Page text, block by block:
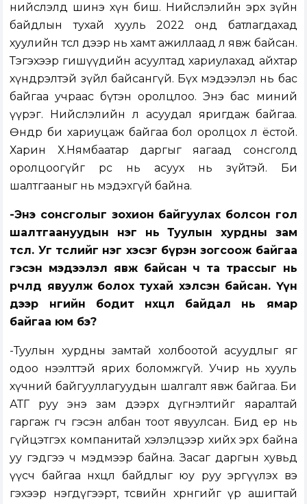
нийслэлд шинэ хүн биш. Нийслэлийн эрх зүйн
байдлын тухай хууль 2022 онд батлагдахад
хуулийн төсөл дээр нь хамт ажиллаад л явж байсан.
Тэгэхээр гишүүдийн асуултад хариулахад айхтар
хүндрэлтэй зүйл байсангүй. Бүх мэдээлэл нь бас
байгаа учраас бүтэн оролцлоо. Энэ бас миний
үүрэг. Нийслэлийн л асуудал яригдаж байгаа.
Өнөөдөр би хариуцаж байгаа бол оролцох л ёстой.
Харин Х.Нямбаатар даргыг яагаад сонсголд
оролцоогүйг өөрөөс нь асуух нь зүйтэй. Би
шалтгааныг нь мэдэхгүй байна.
-Энэ сонсголыг зохион байгуулах болсон гол
шалтгаануудын нэг нь Туулын хурдны зам
төсөл. Уг төслийг нэг хэсэг бүрэн зогсоож байгаа
гэсэн мэдээлэл явж байсан ч та трассыг нь
өөрчлөөд явуулж болох тухай хэлсэн байсан. Үүн
дээр өнөөгийн бодит нөхцөл байдал нь ямар
байгаа юм бэ?
-Туулын хурдны замтай холбоотой асуудлыг яг
одоо нээлттэй ярих боломжгүй. Учир нь хууль
хүчний байгууллагуудын шалгалт явж байгаа. Би
АТГ руу энэ зам дээрх дүгнэлтийг яаралтай
гаргаж өгөөч гэсэн албан тоот явуулсан. Бид ер нь
гүйцэтгэх компанитай хэлэлцээр хийх эрх байна
уу гэдгээ ч мэдмээр байна. Засаг даргын хувьд
үүсч байгаа нөхцөл байдлыг юу руу эргүүлэх вэ
гэхээр нэгдүгээрт, төсвийн хөрөнгийг үр ашигтай